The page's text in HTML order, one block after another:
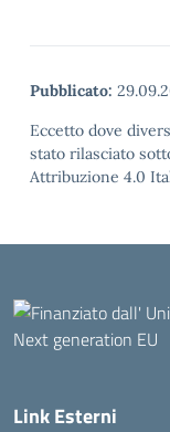
Pubblicato:
Eccetto dove
stato rilasciato
Attribuzione 4.0
Link Esterni